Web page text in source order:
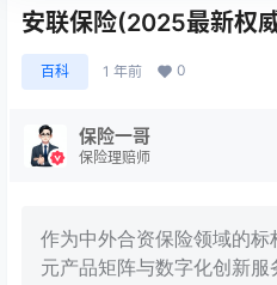
安联保险(2025最新权
百科 1 年前 0
保险一哥
保险理赔师
作为中外合资保险领域的标
元产品矩阵与数字化创新服